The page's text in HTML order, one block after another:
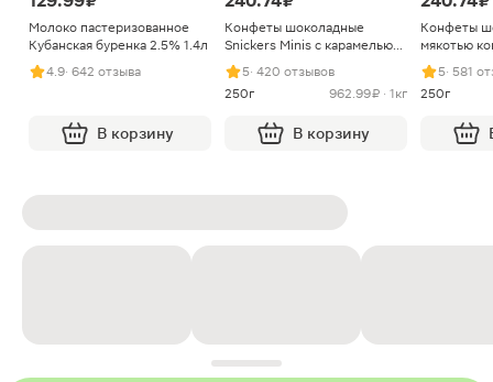
Молоко пастеризованное
Кубанская буренка 2.5% 1.4л
4.9· 642 отзыва
В корзину
Конфеты шоколадные
Snickers Minis с карамелью
арахисом и нугой
5· 420 отзывов
250г
962.99 ₽ · 1кг
В корзину
Конфеты
мякотью
5· 581
250г